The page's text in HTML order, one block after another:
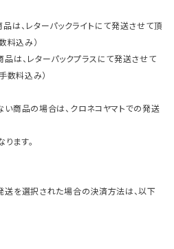
は、レターパックライトにて発送させて頂
料込み）
品は、レターパックプラスにて発送させて
数料込み）
い商品の場合は、クロネコヤマトでの発送
ます。
送を選択された場合の決済方法は、以下